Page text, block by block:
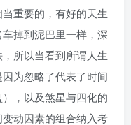
重要的，有好的天生
掉到泥巴里一样，深
所以当看到所谓人生
为忽略了代表了时间
，以及煞星与四化的
动因素的组合纳入考